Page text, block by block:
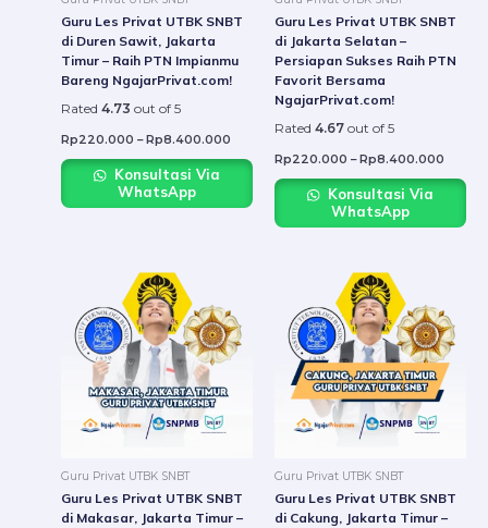
Guru Les Privat UTBK SNBT
di Duren Sawit, Jakarta
Timur – Raih PTN Impianmu
Bareng NgajarPrivat.com!
Rated 4.73 out of 5
Rp220.000 – Rp8.400.000
chosen
the
product
Konsultasi Via
WhatsApp
Guru Les Privat UTBK SNBT
di Jakarta Selatan –
Persiapan Sukses Raih PTN
Favorit Bersama
NgajarPrivat.com!
Rated 4.67 out of 5
Rp220.000 – Rp8.400.000
chosen
the
Konsultasi Via
WhatsApp
Guru Privat UTBK SNBT
Guru Les Privat UTBK SNBT
di Makasar, Jakarta Timur –
through
Rp8.400.000
has
multiple
chosen
on
Guru Privat UTBK SNBT
Guru Les Privat UTBK SNBT
di Cakung, Jakarta Timur –
has
The
chosen
on